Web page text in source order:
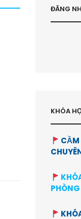
ĐĂNG
KHÓA
CẦM